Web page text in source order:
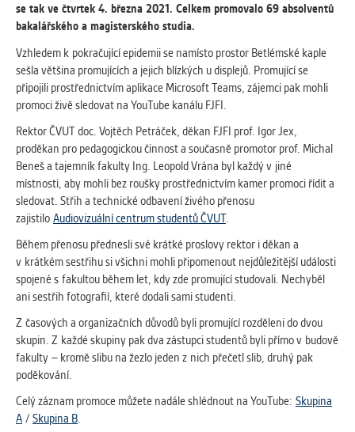
MARKETINGOVÉ
Využívané za účelem zobrazení
správných nabídek a cílení obsahu podle
Vašich preferencí. Zpravidla jde o
cookies systémů třetích stran, které nám
s analýzou uživatelského chování
pomáhají.
OSTATNÍ
Cookies, které aplikace nedokáže zařadit.
Naším cílem je, aby tato kategorie
zůstala prázdná a všechny cookies byly
přiřazeny do některé z kategorií
uvedených výše.
se tak ve čtvrtek 4. března 2021. Celkem promovalo 69 absolventů
bakalářského a magisterského studia.
Vzhledem k pokračující epidemii se namísto prostor Betlémské kaple
sešla většina promujících a jejich blízkých u displejů. Promující se
připojili prostřednictvím aplikace Microsoft Teams, zájemci pak mohli
promoci živě sledovat na YouTube kanálu FJFI.
Rektor ČVUT doc. Vojtěch Petráček, děkan FJFI prof. Igor Jex,
proděkan pro pedagogickou činnost a současně promotor prof. Michal
Beneš a tajemník fakulty Ing. Leopold Vrána byl každý v jiné
místnosti, aby mohli bez roušky prostřednictvím kamer promoci řídit a
sledovat. Střih a technické odbavení živého přenosu
zajistilo Audiovizuální centrum studentů ČVUT.
Během přenosu přednesli své krátké proslovy rektor i děkan a
v krátkém sestřihu si všichni mohli připomenout nejdůležitější události
spojené s fakultou během let, kdy zde promující studovali. Nechyběl
ani sestřih fotografií, které dodali sami studenti.
Z časových a organizačních důvodů byli promující rozděleni do dvou
skupin. Z každé skupiny pak dva zástupci studentů byli přímo v budově
fakulty – kromě slibu na žezlo jeden z nich přečetl slib, druhý pak
poděkování.
Celý záznam promoce můžete nadále shlédnout na YouTube: Skupina
A / Skupina B.